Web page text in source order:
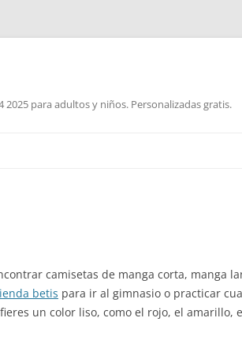
para adultos y niños. Personalizadas gratis.
camisetas de manga corta, manga
betis para ir al gimnasio o practicar
un color liso, como el rojo, el amarillo,